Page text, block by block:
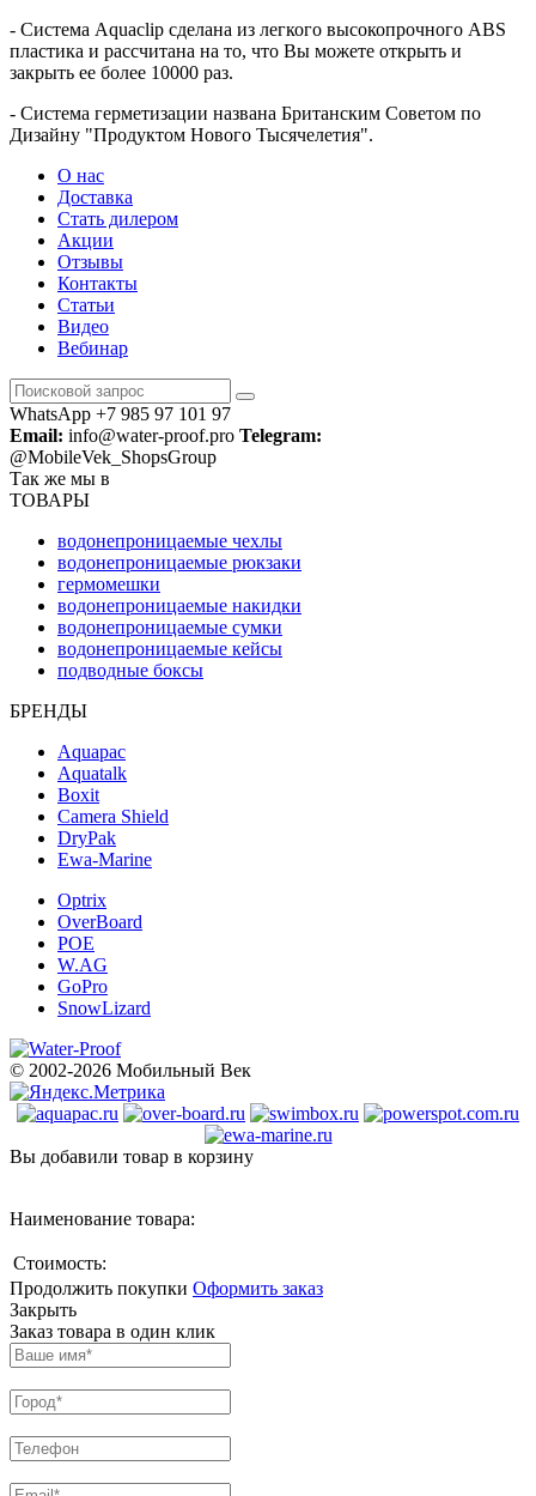
- Система Aquaclip сделана из легкого высокопрочного ABS
пластика и рассчитана на то, что Вы можете открыть и
закрыть ее более 10000 раз.
- Система герметизации названа Британским Советом по
Дизайну "Продуктом Нового Тысячелетия".
О нас
Доставка
Стать дилером
Акции
Отзывы
Контакты
Статьи
Видео
Вебинар
WhatsApp +7 985 97 101 97
Email: info@water-proof.pro Telegram:
@MobileVek_ShopsGroup
Так же мы в
ТОВАРЫ
водонепроницаемые чехлы
водонепроницаемые рюкзаки
гермомешки
водонепроницаемые накидки
водонепроницаемые сумки
водонепроницаемые кейсы
подводные боксы
БРЕНДЫ
Aquapac
Aquatalk
Boxit
Camera Shield
DryPak
Ewa-Marine
Optrix
OverBoard
POE
W.AG
GoPro
SnowLizard
© 2002-2026 Мобильный Век
Вы добавили товар в корзину
Наименование товара:
Стоимость:
Продолжить покупки Оформить заказ
Закрыть
Заказ товара в один клик